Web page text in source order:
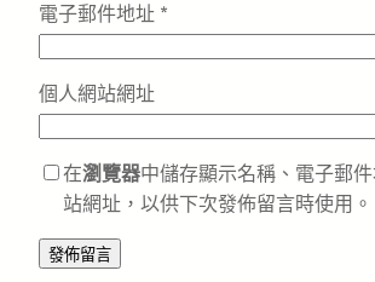
電子郵件地址 *
個人網站網址
在瀏覽器中儲存顯示名稱、電子郵
站網址，以供下次發佈留言時使用。